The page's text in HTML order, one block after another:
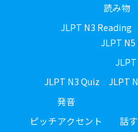
読み物
JLPT N3 Reading
JLPT
JLPT N3 Quiz
JLPT
発音
ピッチアクセント
話す